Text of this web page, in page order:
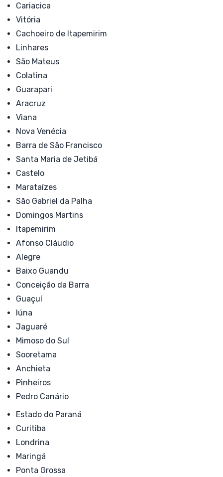
Cariacica
Vitória
Cachoeiro de Itapemirim
Linhares
São Mateus
Colatina
Guarapari
Aracruz
Viana
Nova Venécia
Barra de São Francisco
Santa Maria de Jetibá
Castelo
Marataízes
São Gabriel da Palha
Domingos Martins
Itapemirim
Afonso Cláudio
Alegre
Baixo Guandu
Conceição da Barra
Guaçuí
Iúna
Jaguaré
Mimoso do Sul
Sooretama
Anchieta
Pinheiros
Pedro Canário
Estado do Paraná
Curitiba
Londrina
Maringá
Ponta Grossa